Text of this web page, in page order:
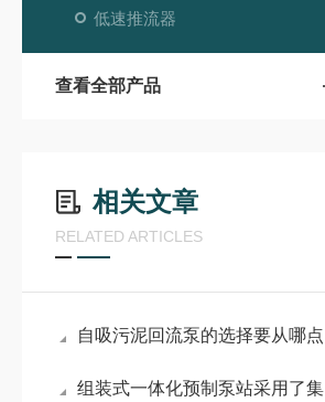
低速推流器
查看全部产品
相关文章
RELATED ARTICLES
自吸污泥回流泵的选择要从哪点入手？
组装式一体化预制泵站采用了集成化的设计理念